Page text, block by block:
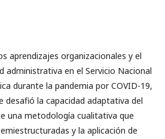
aprendizajes organizacionales y el
administrativa en el Servicio Nacional
durante la pandemia por COVID-19,
desafió la capacidad adaptativa del
una metodología cualitativa que
y la aplicación de